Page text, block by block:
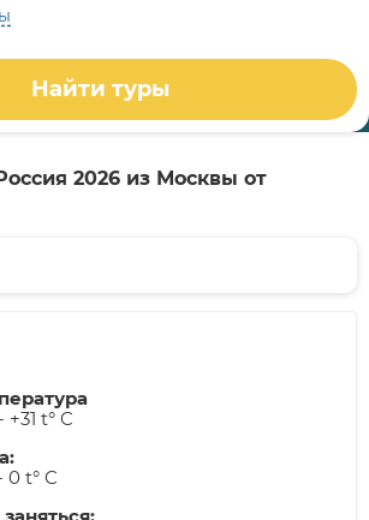
Найти туры
2026 из Москвы от
+31 t° C
0 t° C